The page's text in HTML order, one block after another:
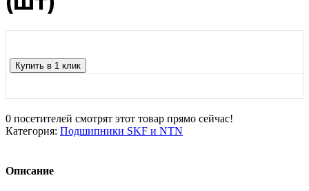
Купить в 1 клик
0 посетителей смотрят этот товар прямо сейчас!
Категория: Подшипники SKF и NTN
Описание